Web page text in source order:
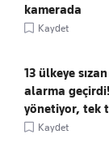
kamerada
Kaydet
13 ülkeye
alarma
yönetiyor, tek
Kaydet